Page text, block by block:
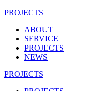
PROJECTS
ABOUT
SERVICE
PROJECTS
NEWS
PROJECTS